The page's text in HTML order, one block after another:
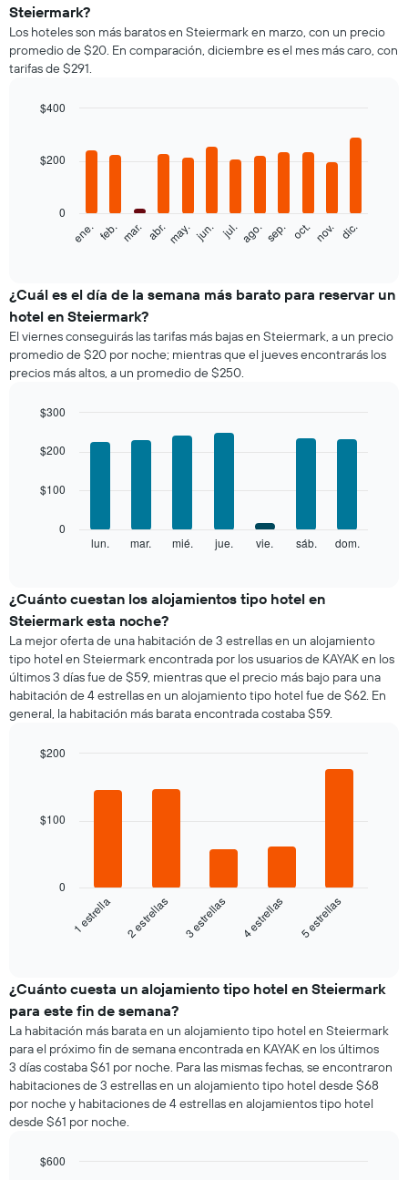
Steiermark?
Los hoteles son más baratos en Steiermark en marzo, con un precio
promedio de $20. En comparación, diciembre es el mes más caro, con
tarifas de $291.
with
siguiente
el
promedio
de
una
habitación
mes
gráfico
muestra
eje
El
gráfico
muestra
1
Y
que
indica
precio
habitación
ene. feb. mar. abr.may. jun. jul. ago. sep. oct. nov. dic.
0
$200
$400
¿Cuál es el día de la semana más barato para reservar un
hotel en Steiermark?
El viernes conseguirás las tarifas más bajas en Steiermark, a un precio
promedio de $20 por noche; mientras que el jueves encontrarás los
precios más altos, a un promedio de $250.
chart
with
bars.
el
precio
promedio
de
una
habitación
por
cada
de
gráfico
la
semana.
El
gráfico
muestra
1
eje
Y
que
el
lun. mar. mié. jue. vie. sáb. dom.
0
$100
$200
$300
¿Cuánto cuestan los alojamientos tipo hotel en
Steiermark esta noche?
La mejor oferta de una habitación de 3 estrellas en un alojamiento
tipo hotel en Steiermark encontrada por los usuarios de KAYAK en los
últimos 3 días fue de $59, mientras que el precio más bajo para una
habitación de 4 estrellas en un alojamiento tipo hotel fue de $62. En
general, la habitación más barata encontrada costaba $59.
bars.
siguiente
muestra
de
habitación
para
esta
noche,
calculado
a
partir
los
1 estrella 2 estrellas 3 estrellas 4 estrellas 5 estrellas
0
$100
$200
¿Cuánto cuesta un alojamiento tipo hotel en Steiermark
para este fin de semana?
La habitación más barata en un alojamiento tipo hotel en Steiermark
para el próximo fin de semana encontrada en KAYAK en los últimos
3 días costaba $61 por noche. Para las mismas fechas, se encontraron
habitaciones de 3 estrellas en un alojamiento tipo hotel desde $68
por noche y habitaciones de 4 estrellas en alojamientos tipo hotel
desde $61 por noche.
$600